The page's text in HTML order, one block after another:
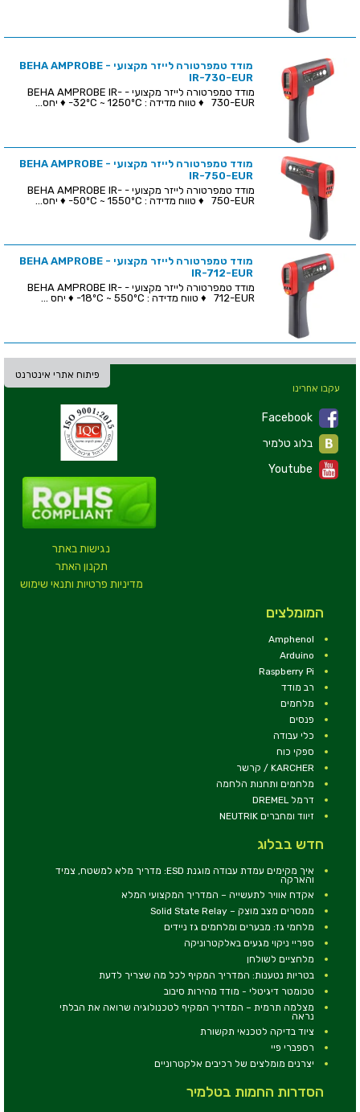
מודד טמפרטורה לייזר מקצועי - BEHA AMPROBE
IR-730-EUR
מודד טמפרטורה לייזר מקצועי - BEHA AMPROBE IR-
730-EUR ♦ טווח מדידה : 32ºC ~ 1250ºC- ♦ יחס...
מודד טמפרטורה לייזר מקצועי - BEHA AMPROBE
IR-750-EUR
מודד טמפרטורה לייזר מקצועי - BEHA AMPROBE IR-
750-EUR ♦ טווח מדידה : 50ºC ~ 1550ºC- ♦ יחס...
מודד טמפרטורה לייזר מקצועי - BEHA AMPROBE
IR-712-EUR
מודד טמפרטורה לייזר מקצועי - BEHA AMPROBE IR-
712-EUR ♦ טווח מדידה : 18ºC ~ 550ºC- ♦ יחס ...
פיתוח אתרי אינטרנט
נגישות באתר
תקנון האתר
מדיניות פרטיות ותנאי שימוש
עקבו אחרינו
Facebook
Youtube
המומלצים
Amphenol
Arduino
Raspberry Pi
רב מודד
מלחמים
פנסים
כלי עבודה
ספקי כוח
KARCHER / קרשר
מלחמים ותחנות הלחמה
דרמל DREMEL
זיווד ומחברים NEUTRIK
חדש בבלוג
איך מקימים עמדת עבודה מוגנת ESD: מדריך מלא למשטח, צמיד
והארקה
אקדח אוויר לתעשייה – המדריך המקצועי המלא
ממסרים מצב מוצק – Solid State Relay
מלחמי גז: מבערים ומלחמים גז ניידים
ספריי ניקוי מגעים באלקטרוניקה
מלחציים לשולחן
בטריות נטענות: המדריך המקיף לכל מה שצריך לדעת
טכומטר דיגיטלי - מודד מהירות סיבוב
מצלמה תרמית – המדריך המקיף לטכנולוגיה שרואה את הבלתי
נראה
ציוד בדיקה לטכנאי תקשורת
רספברי פיי
יצרנים מומלצים של רכיבים אלקטרוניים
הסדרות החמות בטלמיר